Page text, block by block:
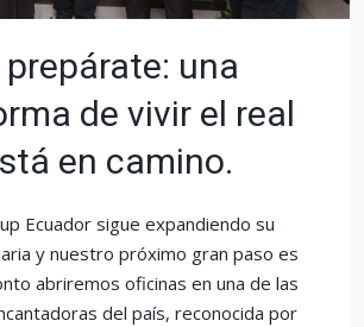
prepárate: una
de vivir el real
en camino.
Ecuador sigue expandiendo su
y nuestro próximo gran paso es
abriremos oficinas en una de las
del país, reconocida por